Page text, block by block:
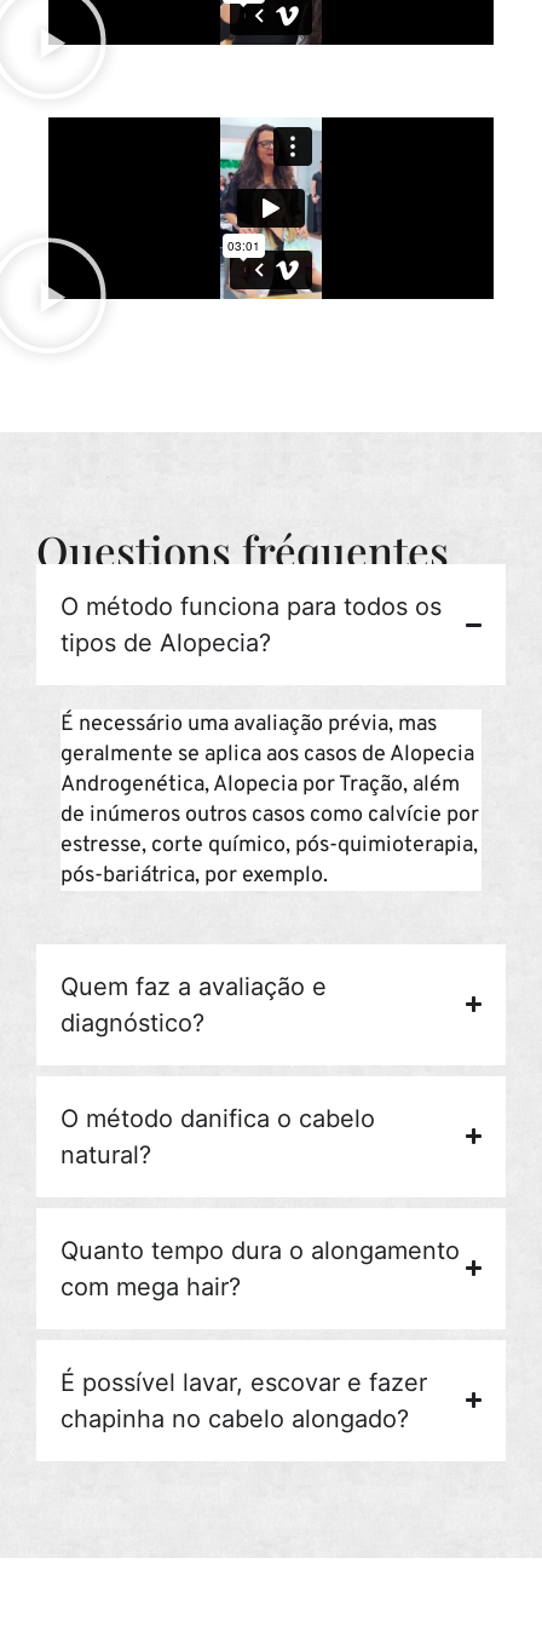
Questions fréquentes
O método funciona para todos os
tipos de Alopecia?
É necessário uma avaliação prévia, mas
geralmente se aplica aos casos de Alopecia
Androgenética, Alopecia por Tração, além
de inúmeros outros casos como calvície por
estresse, corte químico, pós-quimioterapia,
pós-bariátrica, por exemplo.
Quem faz a avaliação e
diagnóstico?
O método danifica o cabelo
natural?
Quanto tempo dura o alongamento
com mega hair?
É possível lavar, escovar e fazer
chapinha no cabelo alongado?